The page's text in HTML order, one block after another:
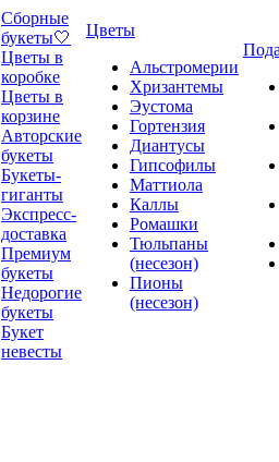
Сборные
букеты🤍
Цветы в
коробке
Цветы в
корзине
Авторские
букеты
Букеты-
гиганты
Экспресс-
доставка
Премиум
букеты
Недорогие
букеты
Букет
невесты
Цветы
Альстромерии
Хризантемы
Эустома
Гортензия
Диантусы
Гипсофилы
Маттиола
Каллы
Ромашки
Тюльпаны
(несезон)
Пионы
(несезон)